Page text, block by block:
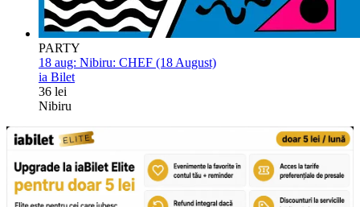
PARTY
18 aug: Nibiru: CHEF (18 August)
ia Bilet
36 lei
Nibiru